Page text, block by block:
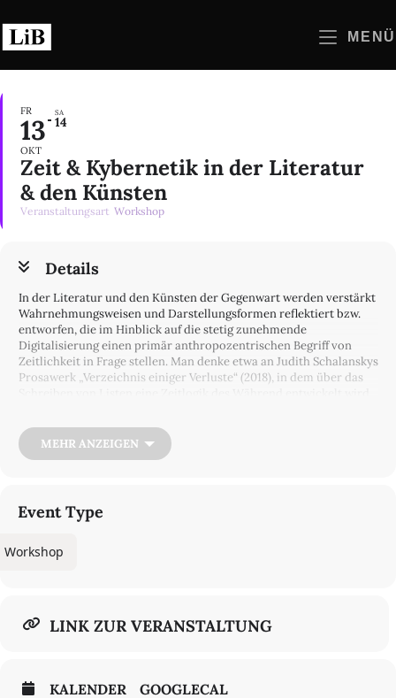
Inhalt
springen
MENÜ
FR
13
OKT
SA
14
Zeit & Kybernetik in der Literatur
& den Künsten
Veranstaltungsart Workshop
Details
In der Literatur und den Künsten der Gegenwart werden verstärkt
Wahrnehmungsweisen und Darstellungsformen reflektiert bzw.
entworfen, die im Hinblick auf die stetig zunehmende
Digitalisierung einen primär anthropozentrischen Begriff von
Zeitlichkeit in Frage stellen. Man denke etwa an Judith Schalanskys
Prosawerk „Verzeichnis einiger Verluste“ (2018), in dem über das
unterschiedslosallesverarbeitet und gespeichert wird, was ins
System eingespeist wird; oder an Jeremy Shaws filmische Arbeiten
in der Ausstellung „Quantification Trilogy“ (2018), die
(pseudo-)wissenschaftlicher Manier werden drei vermeintlich
zukünftige Lebenswelten erzählt, deren jeweilige Schauplätze
Srnicek, Alex Williams 2016) aktuelle Beispiele dafür, wie der
Mensch als Instanz von (Zeit-)Wissen in Frage gestellt wird. Unter
als wir uns selbst, KI-Algorithmen lernfähig sind und
MEHR ANZEIGEN
Event Type
Workshop
LINK ZUR VERANSTALTUNG
KALENDER GOOGLECAL